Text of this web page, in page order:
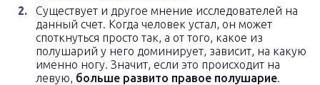
Существует и другое мнение исследователей на
данный счет. Когда человек устал, он может
споткнуться просто так, а от того, какое из
полушарий у него доминирует, зависит, на какую
именно ногу. Значит, если это происходит на
левую, больше развито правое полушарие.